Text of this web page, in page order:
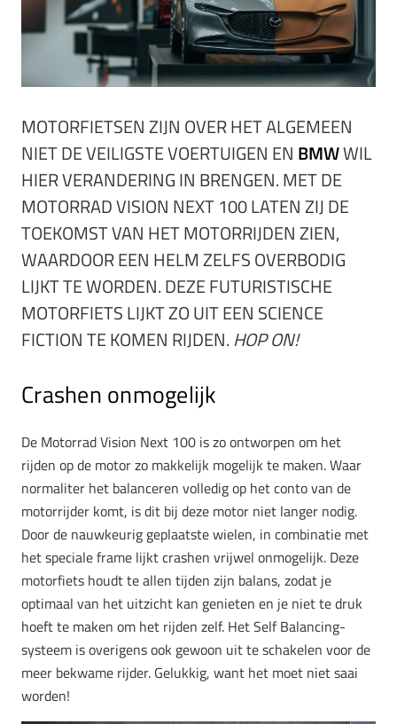
MOTORFIETSEN ZIJN OVER HET ALGEMEEN
NIET DE VEILIGSTE VOERTUIGEN EN BMWWIL
HIER VERANDERING IN BRENGEN. MET DE
MOTORRAD VISION NEXT 100 LATEN ZIJ DE
TOEKOMST VAN HET MOTORRIJDEN ZIEN,
WAARDOOR EEN HELM ZELFS OVERBODIG
LIJKT TE WORDEN. DEZE FUTURISTISCHE
MOTORFIETS LIJKT ZO UIT EEN SCIENCE
FICTION TE KOMEN RIJDEN.HOP ON!
Crashen onmogelijk
De Motorrad Vision Next 100 is zo ontworpen om het
rijden op de motor zo makkelijk mogelijk te maken. Waar
normaliter het balanceren volledig op het conto van de
motorrijder komt, is dit bij deze motor niet langer nodig.
Door de nauwkeurig geplaatste wielen, in combinatie met
het speciale frame lijkt crashen vrijwel onmogelijk. Deze
motorfiets houdt te allen tijden zijn balans, zodat je
optimaal van het uitzicht kan genieten en je niet te druk
hoeft te maken om het rijden zelf. Het Self Balancing-
systeem is overigens ook gewoon uit te schakelen voor de
meer bekwame rijder. Gelukkig, want het moet niet saai
worden!